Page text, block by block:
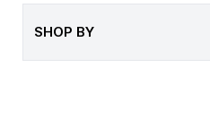
SHOP BY